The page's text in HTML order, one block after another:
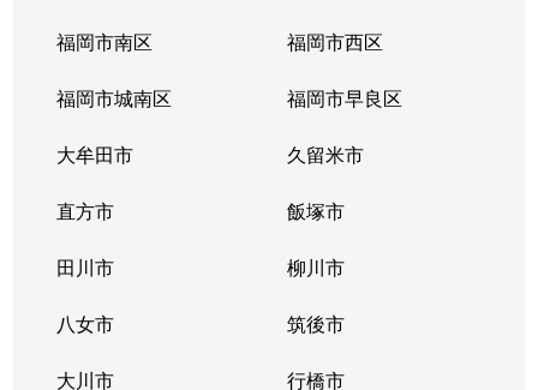
福岡市南区 福岡市西区
福岡市城南区 福岡市早良区
大牟田市 久留米市
直方市 飯塚市
田川市 柳川市
八女市 筑後市
大川市 行橋市